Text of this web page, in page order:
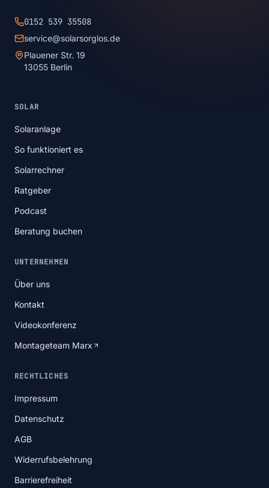
0152 539 35508
service@solarsorglos.de
Plauener Str. 19
13055 Berlin
SOLAR
Solaranlage
So funktioniert es
Solarrechner
Ratgeber
Podcast
Beratung buchen
UNTERNEHMEN
Über uns
Kontakt
Videokonferenz
Montageteam Marx
RECHTLICHES
Impressum
Datenschutz
AGB
Widerrufsbelehrung
Barrierefreiheit